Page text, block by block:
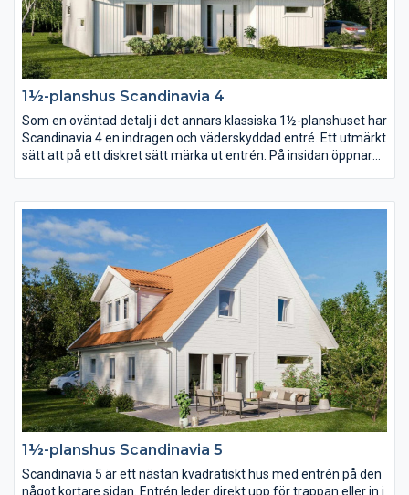
1½-planshus Scandinavia 4
Som en oväntad detalj i det annars klassiska 1½-planshuset har
Scandinavia 4 en indragen och väderskyddad entré. Ett utmärkt
sätt att på ett diskret sätt märka ut entrén. På insidan öppnar
Föräldrasovrummet placerar ni lika gärna på bottenvåningen
som en trappa upp.
1½-planshus Scandinavia 5
Scandinavia 5 är ett nästan kvadratiskt hus med entrén på den
något kortare sidan. Entrén leder direkt upp för trappan eller in i